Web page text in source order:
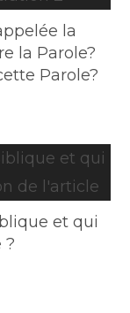
la
la Parole?
Parole?
et qui
?